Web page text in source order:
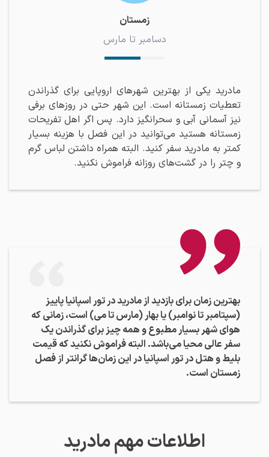
زمستان
دسامبر تا مارس
مادرید یکی از بهترین شهرهای اروپایی برای گذراندن
تعطیات زمستانه است. این شهر حتی در روزهای برفی
نیز آسمانی آبی و سحرانگیز دارد. پس اگر اهل تفریحات
زمستانه هستید می‌توانید در این فصل با هزینه بسیار
کمتر به مادرید سفر کنید. البته همراه داشتن لباس گرم
و چتر را در گشت‌های روزانه فراموش نکنید.
بهترین زمان برای بازدید از مادرید در تور اسپانیا پاییز
(سپتامبر تا نوامبر) یا بهار (مارس تا می) است، زمانی که
هوای شهر بسیار مطبوع و همه چیز برای گذراندن یک
سفر عالی محیا می‌باشد. البته فراموش نکنید که قیمت
بلیط و هتل در تور اسپانیا در این‌ زمان‌ها گرانتر از فصل
زمستان است.
اطلاعات مهم مادرید